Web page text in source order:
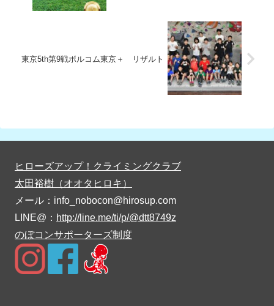
東京5th第9戦ボルコム東京＋ リザルト
ヒローズアップ！クライミングクラブ
太田裕樹（オオタヒロキ）
メール：info_nobocon@hirosup.com
LINE@： http://line.me/ti/p/@dtt8749z
のぼコンサポーターズ制度